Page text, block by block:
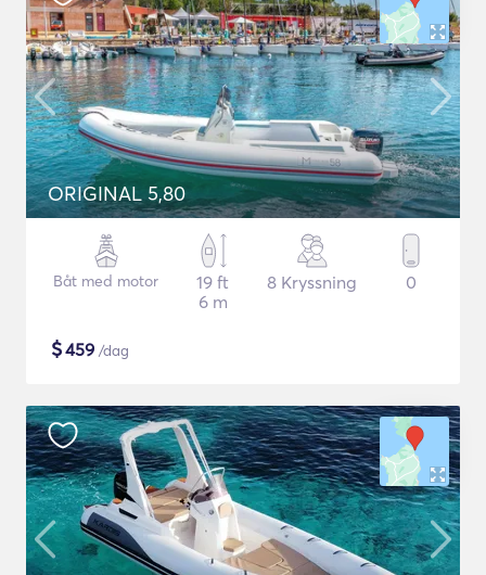
ORIGINAL 5,80
Båt med motor
19 ft
6 m
8 Kryssning 0
$459 /dag